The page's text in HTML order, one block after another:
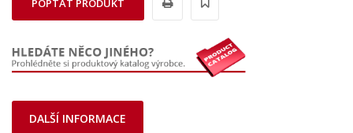
POPTAT PRODUKT
DALŠÍ INFORMACE